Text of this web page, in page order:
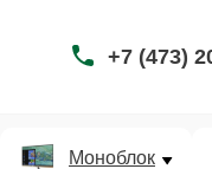
+7 (473)
Моноблок